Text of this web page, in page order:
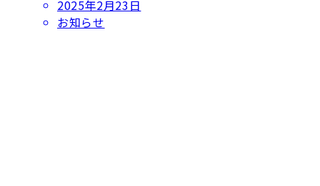
投
稿
2025年2月23日
お知らせ